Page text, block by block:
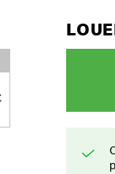
Commandé